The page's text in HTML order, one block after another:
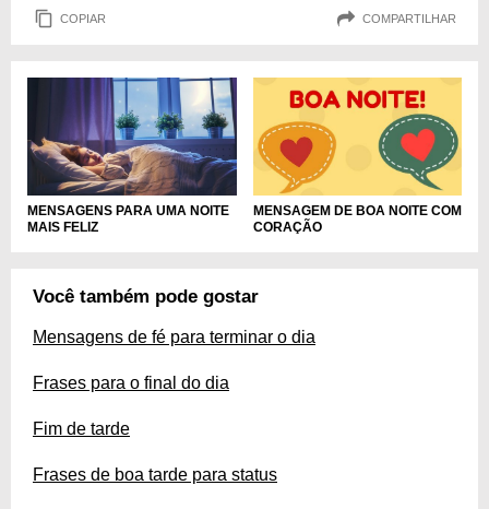
COPIAR COMPARTILHAR
MENSAGENS PARA UMA NOITE
MAIS FELIZ
MENSAGEM DE BOA NOITE COM
CORAÇÃO
Você também pode gostar
Mensagens de fé para terminar o dia
Frases para o final do dia
Fim de tarde
Frases de boa tarde para status